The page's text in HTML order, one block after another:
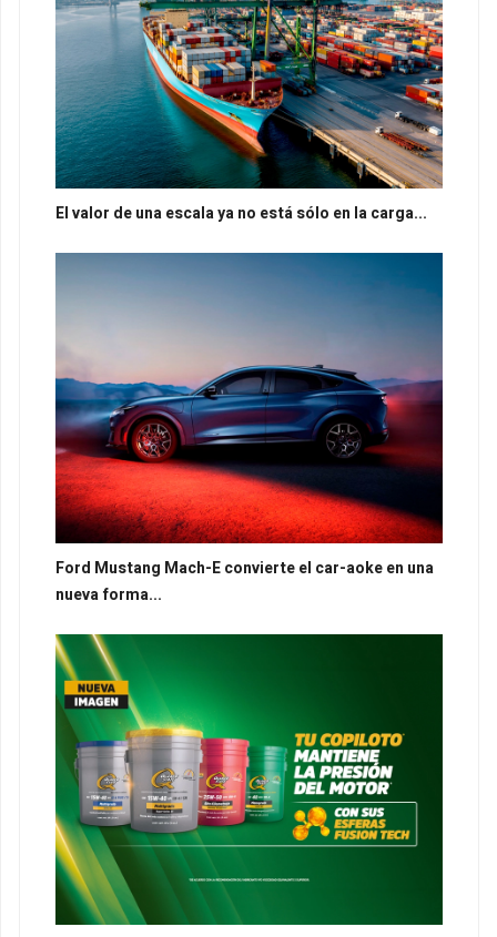
El valor de una escala ya no está sólo en la carga...
Ford Mustang Mach-E convierte el car-aoke en una
nueva forma...